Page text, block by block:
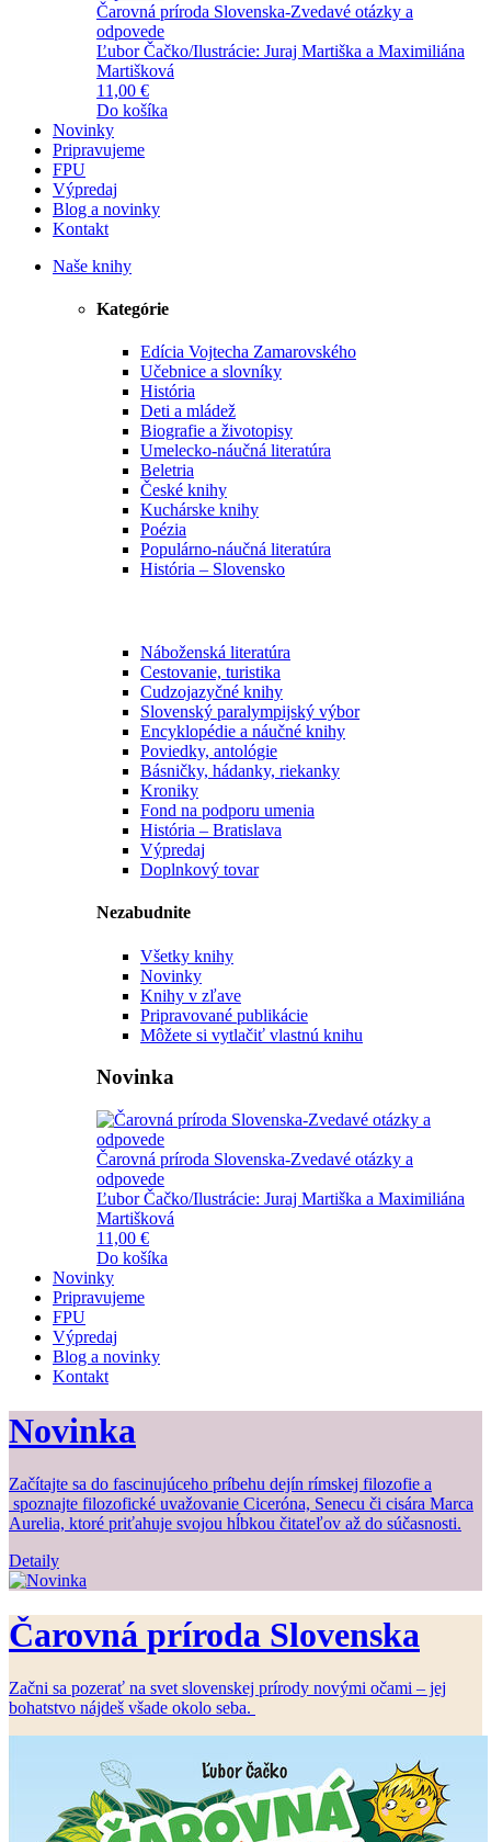
Čarovná príroda Slovenska-Zvedavé otázky a
odpovede
Ľubor Čačko/Ilustrácie: Juraj Martiška a Maximiliána
Martišková
11,00 €
Do košíka
Novinky
Pripravujeme
FPU
Výpredaj
Blog a novinky
Kontakt
Naše knihy
Kategórie
Edícia Vojtecha Zamarovského
Učebnice a slovníky
História
Deti a mládež
Biografie a životopisy
Umelecko-náučná literatúra
Beletria
České knihy
Kuchárske knihy
Poézia
Populárno-náučná literatúra
História – Slovensko
Náboženská literatúra
Cestovanie, turistika
Cudzojazyčné knihy
Slovenský paralympijský výbor
Encyklopédie a náučné knihy
Poviedky, antológie
Básničky, hádanky, riekanky
Kroniky
Fond na podporu umenia
História – Bratislava
Výpredaj
Doplnkový tovar
Nezabudnite
Všetky knihy
Novinky
Knihy v zľave
Pripravované publikácie
Môžete si vytlačiť vlastnú knihu
Novinka
Čarovná príroda Slovenska-Zvedavé otázky a
odpovede
Ľubor Čačko/Ilustrácie: Juraj Martiška a Maximiliána
Martišková
11,00 €
Do košíka
Novinky
Pripravujeme
FPU
Výpredaj
Blog a novinky
Kontakt
Novinka
Začítajte sa do fascinujúceho príbehu dejín rímskej filozofie a
spoznajte filozofické uvažovanie Ciceróna, Senecu či cisára Marca
Aurelia, ktoré priťahuje svojou hĺbkou čitateľov až do súčasnosti.
Detaily
Čarovná príroda Slovenska
Začni sa pozerať na svet slovenskej prírody novými očami – jej
bohatstvo nájdeš všade okolo seba.